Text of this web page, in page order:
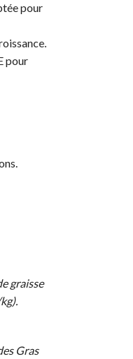
pour
pour
graisse
Gras